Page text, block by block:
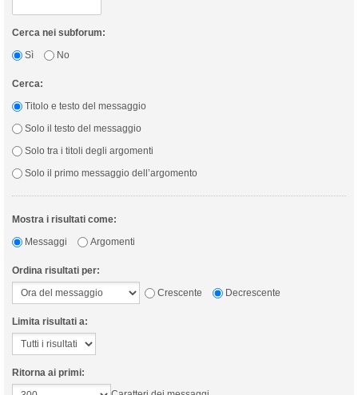
Cerca nei subforum:
Sì
No
Cerca:
Titolo e testo del messaggio
Solo il testo del messaggio
Solo tra i titoli degli argomenti
Solo il primo messaggio dell’argomento
Mostra i risultati come:
Messaggi
Argomenti
Ordina risultati per:
Crescente
Decrescente
Limita risultati a:
Ritorna ai primi: